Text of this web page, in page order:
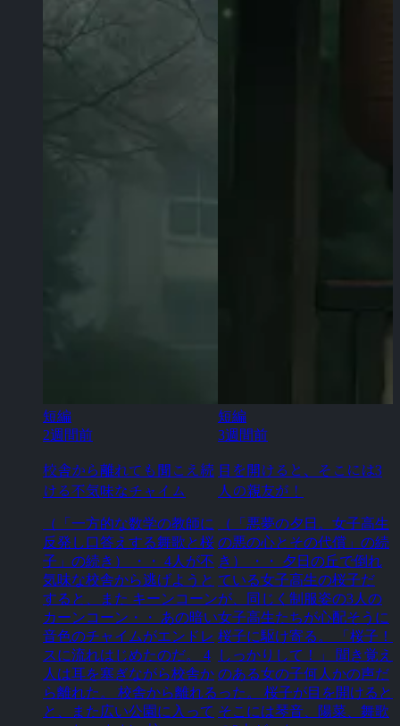
短編
2週間前
校舎から離れても聞こえ続
ける不気味なチャイム
（「一方的な数学の教師に
反発し口答えする舞歌と桜
子」の続き） ・・ 4人が不
気味な校舎から逃げようと
すると、また キーンコーン
カーンコーン・・ あの暗い
音色のチャイムがエンドレ
スに流れはじめたのだ。 4
人は耳を塞ぎながら校舎か
ら離れた。 校舎から離れる
と、また広い公園に入って
短編
3週間前
目を開けると、そこには3
人の親友が！
（「悪夢の夕日。女子高生
の悪の心とその代償」の続
き） ・・ 夕日の丘で倒れ
ている女子高生の桜子だ
が、同じく制服姿の3人の
女子高生たちが心配そうに
桜子に駆け寄る。 「桜子！
しっかりして！」 聞き覚え
のある女の子何人かの声だ
った。 桜子が目を開けると
そこには琴音、陽菜、舞歌